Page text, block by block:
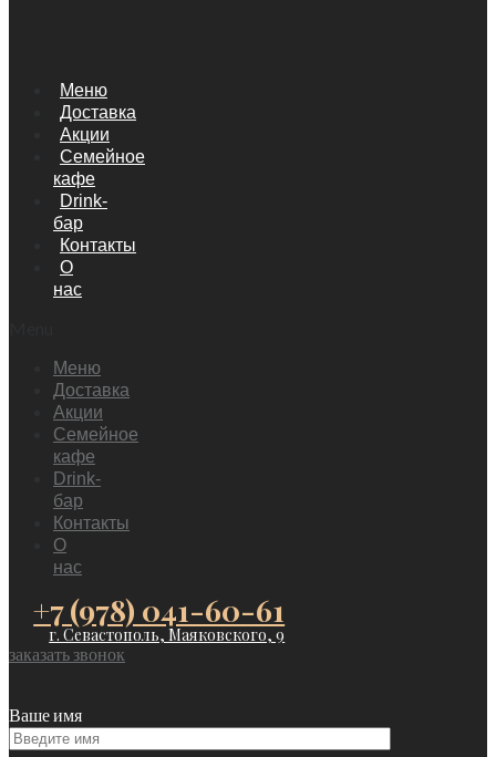
Меню
Доставка
Акции
Семейное
кафе
Drink-
бар
Контакты
О
нас
Меню
Доставка
Акции
Семейное
кафе
Drink-
бар
Контакты
О
нас
+7 (978) 041-60-61
г. Севастополь, Маяковского, 9
заказать звонок
Ваше имя